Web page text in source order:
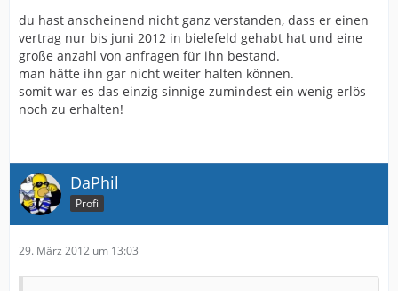
du hast anscheinend nicht ganz verstanden, dass er einen
vertrag nur bis juni 2012 in bielefeld gehabt hat und eine
große anzahl von anfragen für ihn bestand.
man hätte ihn gar nicht weiter halten können.
somit war es das einzig sinnige zumindest ein wenig erlös
noch zu erhalten!
DaPhil
Profi
29. März 2012 um 13:03